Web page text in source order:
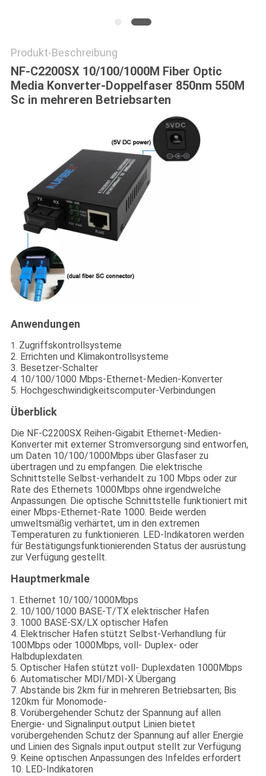
Produkt-Beschreibung
NF-C2200SX 10/100/1000M Fiber Optic
Media Konverter-Doppelfaser 850nm 550M
Sc in mehreren Betriebsarten
Anwendungen
1. Zugriffskontrollsysteme
2. Errichten und Klimakontrollsysteme
3. Besetzer-Schalter
4. 10/100/1000 Mbps-Ethernet-Medien-Konverter
5. Hochgeschwindigkeitscomputer-Verbindungen
Überblick
Die NF-C2200SX Reihen-Gigabit Ethernet-Medien-
Konverter mit externer Stromversorgung sind entworfen,
um Daten 10/100/1000Mbps über Glasfaser zu
übertragen und zu empfangen. Die elektrische
Schnittstelle Selbst-verhandelt zu 100 Mbps oder zur
Rate des Ethernets 1000Mbps ohne irgendwelche
Anpassungen. Die optische Schnittstelle funktioniert mit
einer Mbps-Ethernet-Rate 1000. Beide werden
umweltsmäßig verhärtet, um in den extremen
Temperaturen zu funktionieren. LED-Indikatoren werden
für Bestätigungsfunktionierenden Status der ausrüstung
zur Verfügung gestellt.
Hauptmerkmale
1. Ethernet 10/100/1000Mbps
2. 10/100/1000 BASE-T/TX elektrischer Hafen
3. 1000 BASE-SX/LX optischer Hafen
4. Elektrischer Hafen stützt Selbst-Verhandlung für
100Mbps oder 1000Mbps, voll- Duplex- oder
Halbduplexdaten.
5. Optischer Hafen stützt voll- Duplexdaten 1000Mbps
6. Automatischer MDI/MDI-X Übergang
7. Abstände bis 2km für in mehreren Betriebsarten; Bis
120km für Monomode-
8. Vorübergehender Schutz der Spannung auf allen
Energie- und Signalinput.output Linien bietet
vorübergehenden Schutz der Spannung auf aller Energie
und Linien des Signals input.output stellt zur Verfügung
9. Keine optischen Anpassungen des Infeldes erfordert
10. LED-Indikatoren